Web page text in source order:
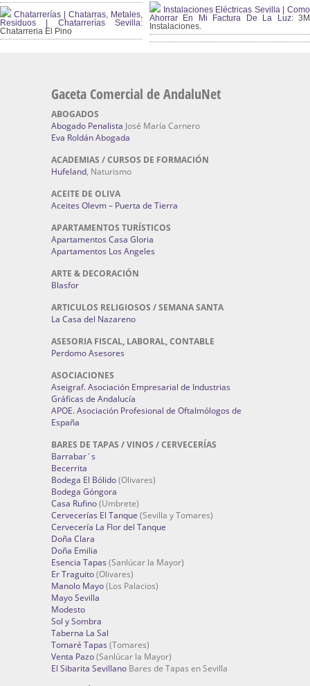
Chatarrerías | Chatarras, Metales,
Residuos | Chatarrerías Sevilla:
Chatarreria El Pino
Instalaciones Eléctricas Sevilla | Como
Ahorrar En Mi Factura De La Luz:3M
Instalaciones.
Gaceta Comercial de AndaluNet
ABOGADOS
Abogado Penalista José María Carnero
Eva Roldán Abogada
ACADEMIAS / CURSOS DE FORMACIÓN
Hufeland, Naturismo
ACEITE DE OLIVA
Aceites Olevm – Puerta de Tierra
APARTAMENTOS TURÍSTICOS
Apartamentos Casa Gloria
Apartamentos Los Angeles
ARTE & DECORACIÓN
Blasfor
ARTICULOS RELIGIOSOS / SEMANA SANTA
La Casa del Nazareno
ASESORIA FISCAL, LABORAL, CONTABLE
Perdomo Asesores
ASOCIACIONES
Aseigraf. Asociación Empresarial de Industrias
Gráficas de Andalucía
APOE. Asociación Profesional de Oftalmólogos de
España
BARES DE TAPAS / VINOS / CERVECERÍAS
Barrabar´s
Becerrita
Bodega El Bólido(Olivares)
Bodega Góngora
Casa Rufino(Umbrete)
Cervecerías El Tanque (Sevilla y Tomares)
Cervecería La Flor del Tanque
Doña Clara
Doña Emilia
Esencia Tapas (Sanlúcar la Mayor)
Er Traguito(Olivares)
Manolo Mayo(Los Palacios)
Mayo Sevilla
Modesto
Sol y Sombra
Taberna La Sal
Tomaré Tapas (Tomares)
Venta Pazo(Sanlúcar la Mayor)
El Sibarita Sevillano Bares de Tapas en Sevilla